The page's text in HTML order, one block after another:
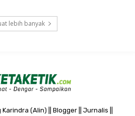
lebih banyak
Karindra (Alin) || Blogger || Jurnalis ||